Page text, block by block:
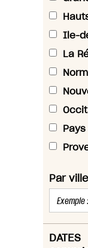
Ile-
La
Par
DATES